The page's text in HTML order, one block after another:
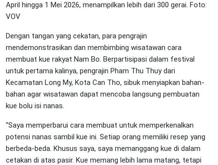
April hingga 1 Mei 2026, menampilkan lebih dari 300 gerai. Foto:
VOV
Dengan tangan yang cekatan, para pengrajin
mendemonstrasikan dan membimbing wisatawan cara
membuat kue rakyat Nam Bo. Berpartisipasi dalam festival
untuk pertama kalinya, pengrajin Pham Thu Thuy dari
Kecamatan Long My, Kota Can Tho, sibuk menyiapkan bahan-
bahan agar wisatawan dapat mencoba langsung pembuatan
kue bolu isi nanas.
“Saya memperbarui cara membuat untuk memperkenalkan
potensi nanas sambil kue ini. Setiap orang memiliki resep yang
berbeda-beda. Khusus saya, saya memanggang kue di dalam
cetakan di atas pasir. Kue memang lebih lama matang, tetapi